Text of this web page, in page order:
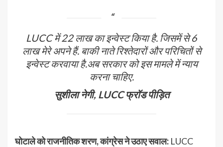
LUCC में 22 लाख का इन्वेस्ट किया है. जिसमें से 6
लाख मेरे अपने हैं. बाकी नाते रिश्तेदारों और परिचितों से
इन्वेस्ट करवाया है.अब सरकार को इस मामले में न्याय
करना चाहिए.
सुशीला नेगी, LUCC फ्रॉड पीड़ित
घोटाले को राजनीतिक शरण, कांग्रेस ने उठाए सवाल: LUCC